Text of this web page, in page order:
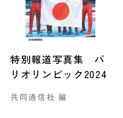
特別報道写真集 パ
リオリンピック2024
共同通信社 編